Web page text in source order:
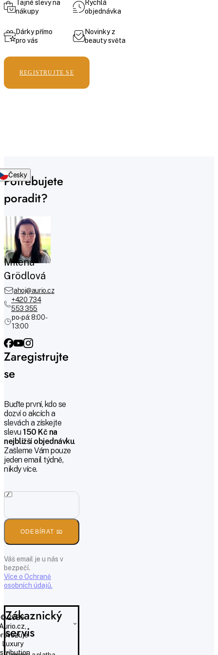
Tajné slevy na
nákupy
Rychlá
objednávka
Dárky přímo
pro vás
Novinky z
beauty světa
REGISTRUJTE SE
Potřebujete
poradit?
Milena
Grödlová
ahoj@aurio.cz
+420 734
553 355
po-pá: 8:00 -
13:00
Zákaznický
servis
Zaregistrujte
se
Buďte první, kdo se
dozví o akcích a
slevách a získejte
slevu150 Kč na
nejbližší objednávku.
Zašleme Vám pouze
jeden email týdně,
nikdy více.
ODEBÍRAT 📧
Váš email je u nás v
bezpečí.
Více o Ochraně
osobních údajů.
© 2026
Luxury
Česky